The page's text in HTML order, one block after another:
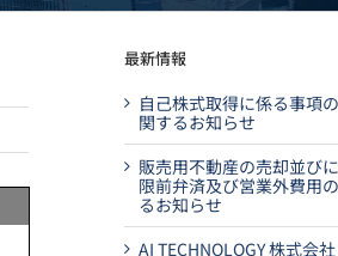
最新情報
自己株式取得に係る事項
関するお知らせ
販売用不動産の売却並び
限前弁済及び営業外費用
るお知らせ
AI TECHNOLOGY 株式会